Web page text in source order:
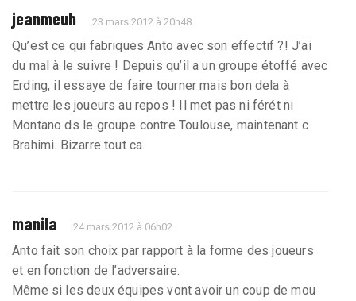
jeanmeuh 23 mars 2012 à 20h48
Qu’est ce qui fabriques Anto avec son effectif ?! J’ai
du mal à le suivre ! Depuis qu’il a un groupe étoffé avec
Erding, il essaye de faire tourner mais bon dela à
mettre les joueurs au repos ! Il met pas ni férét ni
Montano ds le groupe contre Toulouse, maintenant c
Brahimi. Bizarre tout ca.
manila 24 mars 2012 à 06h02
Anto fait son choix par rapport à la forme des joueurs
et en fonction de l’adversaire.
Même si les deux équipes vont avoir un coup de mou